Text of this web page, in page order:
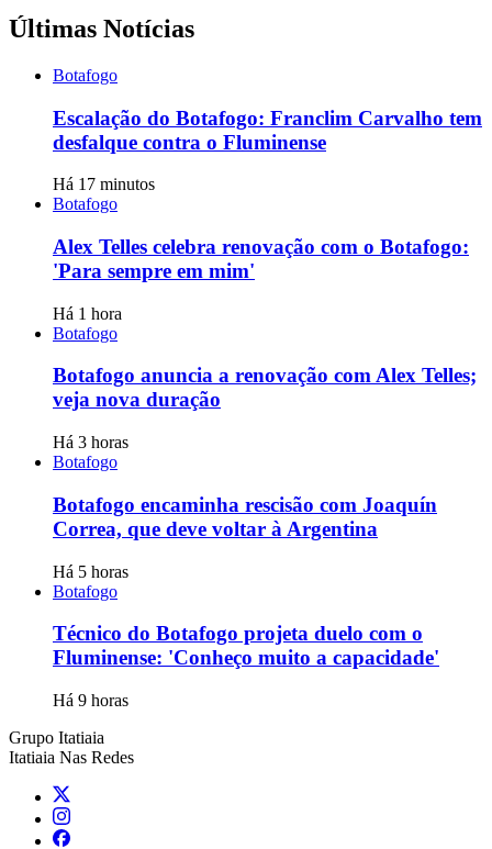
Últimas Notícias
Botafogo
Escalação do Botafogo: Franclim Carvalho tem
desfalque contra o Fluminense
Há 17 minutos
Botafogo
Alex Telles celebra renovação com o Botafogo:
'Para sempre em mim'
Há 1 hora
Botafogo
Botafogo anuncia a renovação com Alex Telles;
veja nova duração
Há 3 horas
Botafogo
Botafogo encaminha rescisão com Joaquín
Correa, que deve voltar à Argentina
Há 5 horas
Botafogo
Técnico do Botafogo projeta duelo com o
Fluminense: 'Conheço muito a capacidade'
Há 9 horas
Grupo Itatiaia
Itatiaia Nas Redes